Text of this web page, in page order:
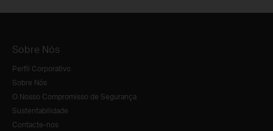
Sobre Nós
Perfil Corporativo
Sobre Nós
O Nosso Compromisso de Segurança
Sustentabilidade
Contacte-nos